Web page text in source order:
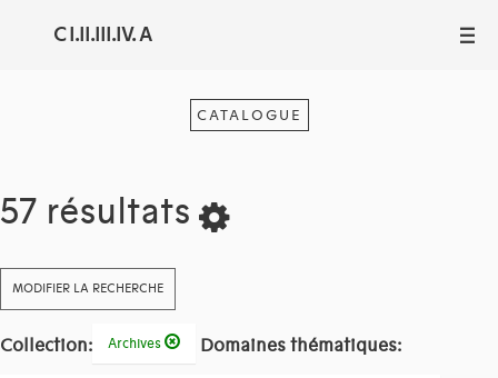
C I.II.III.IV. A III
CATALOGUE
57 résultats
MODIFIER LA RECHERCHE
Collection: Archives Domaines thématiques: